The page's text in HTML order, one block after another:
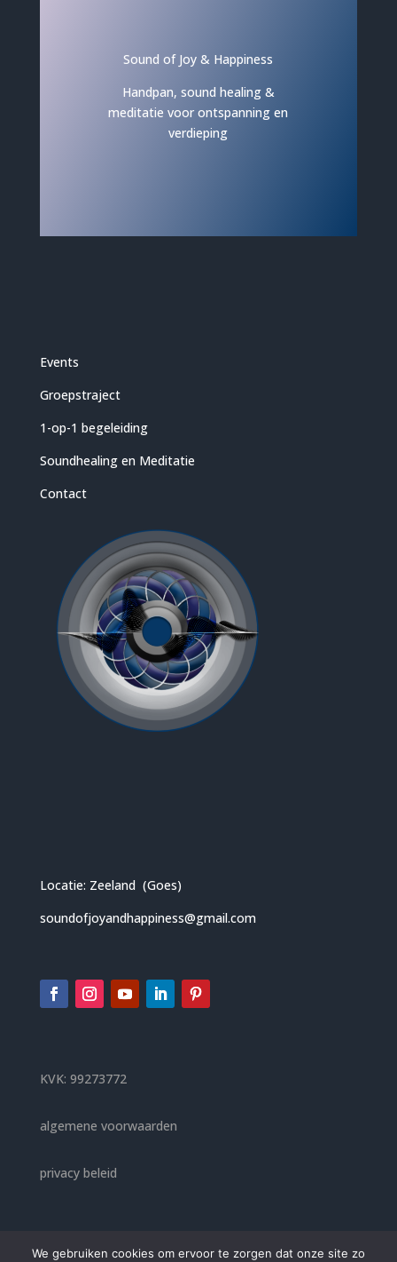
Sound of Joy & Happiness
Handpan, sound healing &
meditatie voor ontspanning en
verdieping
Events
Groepstraject
1-op-1 begeleiding
Soundhealing en Meditatie
Contact
Locatie: Zeeland (Goes)
soundofjoyandhappiness@gmail.com
KVK: 99273772
algemene voorwaarden
privacy beleid
We gebruiken cookies om ervoor te zorgen dat onze site zo